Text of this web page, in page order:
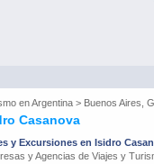
enArgentina > Buenos Aires,
Casanova
y Excursiones en Isidro
y Agencias de Viajes y